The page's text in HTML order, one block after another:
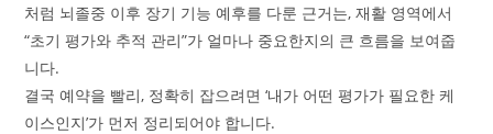
처럼 뇌졸중 이후 장기 기능 예후를 다룬 근거는, 재활 영역에서
“초기 평가와 추적 관리”가 얼마나 중요한지의 큰 흐름을 보여줍
니다.
결국 예약을 빨리, 정확히 잡으려면 ‘내가 어떤 평가가 필요한 케
이스인지’가 먼저 정리되어야 합니다.